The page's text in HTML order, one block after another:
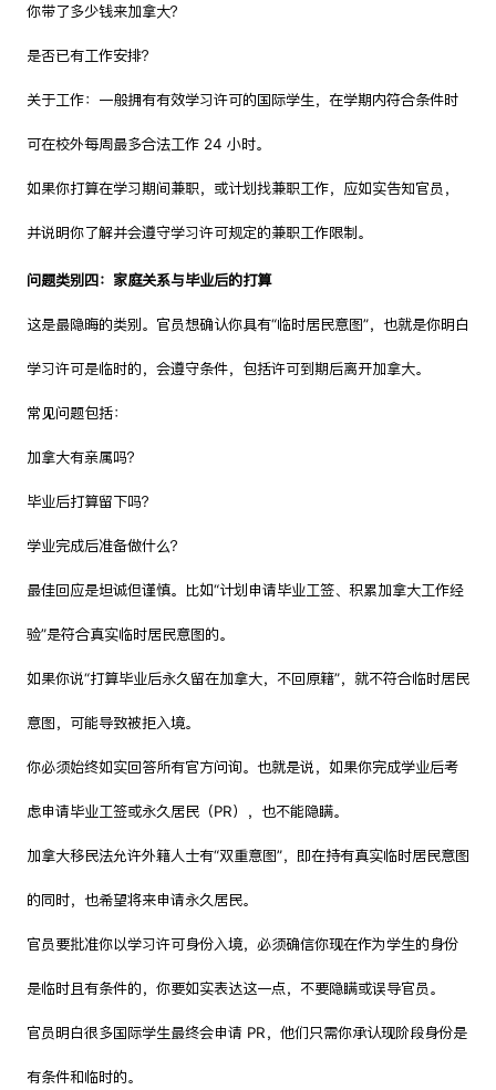
你带了多少钱来加拿大？
是否已有工作安排？
关于工作：一般拥有有效学习许可的国际学生，在学期内符合条件时
可在校外每周最多合法工作 24 小时。
如果你打算在学习期间兼职，或计划找兼职工作，应如实告知官员，
并说明你了解并会遵守学习许可规定的兼职工作限制。
问题类别四：家庭关系与毕业后的打算
这是最隐晦的类别。官员想确认你具有“临时居民意图”，也就是你明白
学习许可是临时的，会遵守条件，包括许可到期后离开加拿大。
常见问题包括：
加拿大有亲属吗？
毕业后打算留下吗？
学业完成后准备做什么？
最佳回应是坦诚但谨慎。比如“计划申请毕业工签、积累加拿大工作经
验”是符合真实临时居民意图的。
如果你说“打算毕业后永久留在加拿大，不回原籍”，就不符合临时居民
意图，可能导致被拒入境。
你必须始终如实回答所有官方问询。也就是说，如果你完成学业后考
虑申请毕业工签或永久居民（PR），也不能隐瞒。
加拿大移民法允许外籍人士有“双重意图”，即在持有真实临时居民意图
的同时，也希望将来申请永久居民。
官员要批准你以学习许可身份入境，必须确信你现在作为学生的身份
是临时且有条件的，你要如实表达这一点，不要隐瞒或误导官员。
官员明白很多国际学生最终会申请 PR，他们只需你承认现阶段身份是
有条件和临时的。